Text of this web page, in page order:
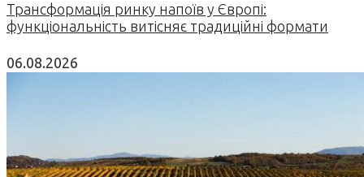
Трансформація ринку напоїв у Європі:
функціональність витісняє традиційні формати
06.08.2026